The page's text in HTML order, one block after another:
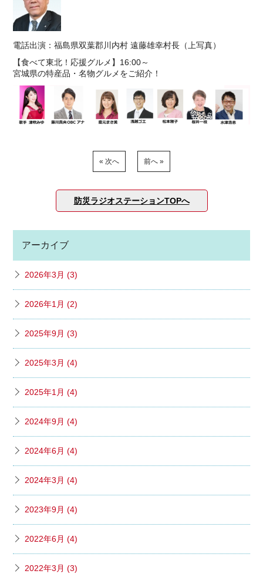
電話出演：福島県双葉郡川内村 遠藤雄幸村⻑（上写真）
【食べて東北！応援グルメ】16:00～
宮城県の特産品・名物グルメをご紹介！
« 次へ 前へ »
防災ラジオステーションTOPへ
アーカイブ
2026年3月 (3)
2026年1月 (2)
2025年9月 (3)
2025年3月 (4)
2025年1月 (4)
2024年9月 (4)
2024年6月 (4)
2024年3月 (4)
2023年9月 (4)
2022年6月 (4)
2022年3月 (3)